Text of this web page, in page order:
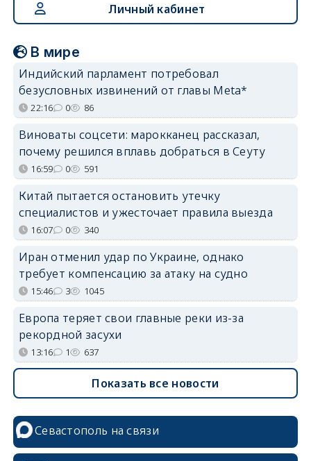
Личный кабинет
В мире
Индийский парламент потребовал
безусловных извинений от главы Meta*
22:16 0 86
Виноваты соцсети: марокканец рассказал,
почему решился вплавь добраться в Сеуту
16:59 0 591
Китай пытается остановить утечку
специалистов и ужесточает правила выезда
16:07 0 340
Иран отменил удар по Украине, однако
требует компенсацию за атаку на судно
15:46 3 1045
Европа теряет свои главные реки из-за
рекордной засухи
13:16 1 637
Показать все новости
Севастополь на связи